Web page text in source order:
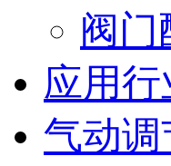
阀门
应用行
气动调